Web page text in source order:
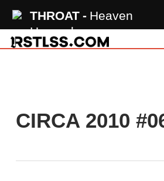
THROAT
Heaven
Hanged
main
CIRCA 2010